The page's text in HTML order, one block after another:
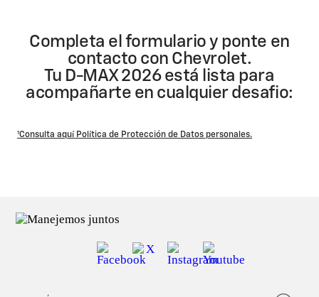
Completa el formulario y ponte en
contacto con Chevrolet.
Tu D-MAX 2026 está lista para
acompañarte en cualquier desafio:
¹Consulta aquí Política de Protección de Datos personales.